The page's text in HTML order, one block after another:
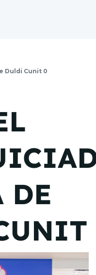
Duldi Cunit 0
DE